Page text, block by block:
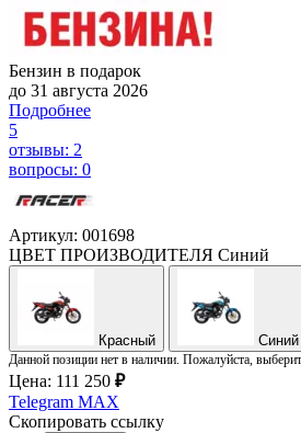
Бензин в подарок
до 31 августа 2026
Подробнее
5
отзывы: 2
вопросы: 0
Артикул: 001698
ЦВЕТ ПРОИЗВОДИТЕЛЯ Синий
Красный Синий
Данной позиции нет в наличии. Пожалуйста,
Цена: 111 250 ₽
Telegram MAX
Скопировать ссылку